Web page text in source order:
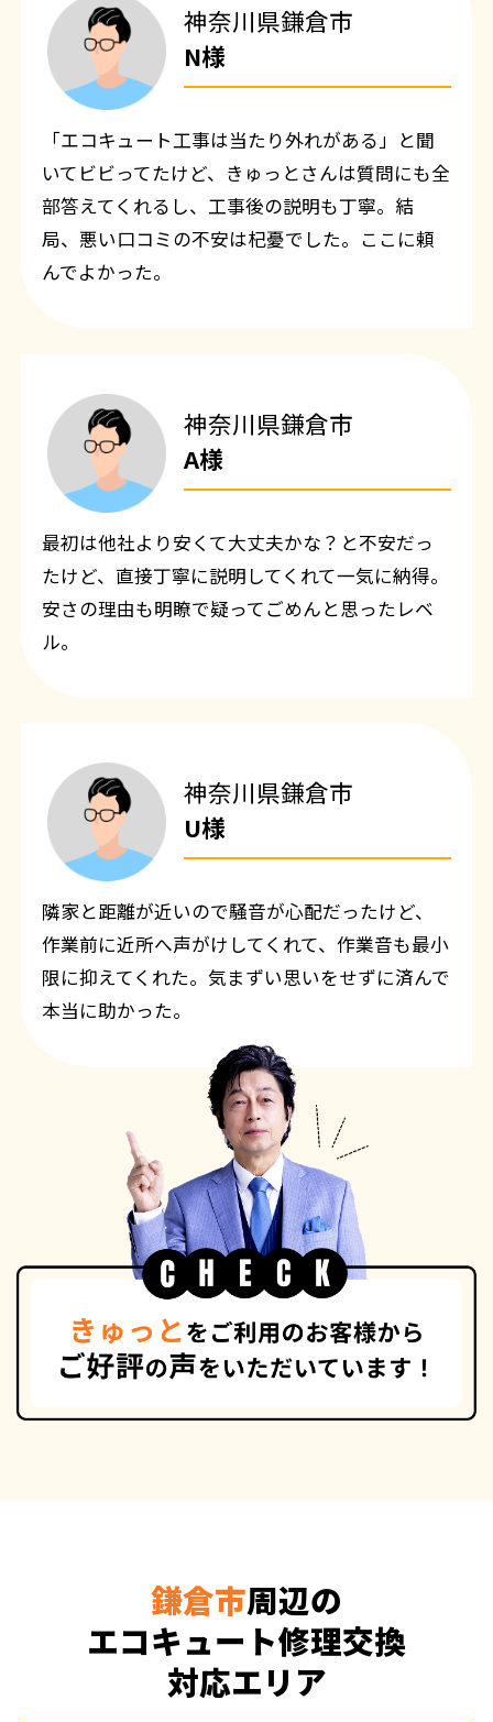
神奈川県鎌倉市
N様
「エコキュート工事は当たり外れがある」と聞
いてビビってたけど、きゅっとさんは質問にも全
部答えてくれるし、工事後の説明も丁寧。結
局、悪い口コミの不安は杞憂でした。ここに頼
んでよかった。
神奈川県鎌倉市
A様
最初は他社より安くて大丈夫かな？と不安だっ
たけど、直接丁寧に説明してくれて一気に納得。
安さの理由も明瞭で疑ってごめんと思ったレベ
ル。
神奈川県鎌倉市
U様
隣家と距離が近いので騒音が心配だったけど、
作業前に近所へ声がけしてくれて、作業音も最小
限に抑えてくれた。気まずい思いをせずに済んで
本当に助かった。
鎌倉市周辺の
エコキュート修理交換
対応エリア